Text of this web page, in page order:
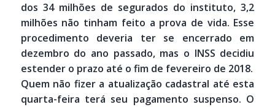
dos 34 milhões de segurados do instituto, 3,2
milhões não tinham feito a prova de vida. Esse
procedimento deveria ter se encerrado em
dezembro do ano passado, mas o INSS decidiu
estender o prazo até o fim de fevereiro de 2018.
Quem não fizer a atualização cadastral até esta
quarta-feira terá seu pagamento suspenso. O